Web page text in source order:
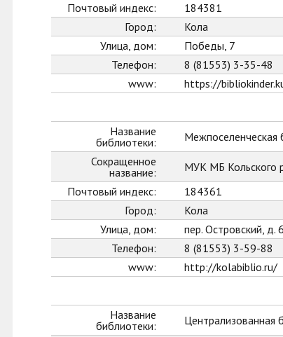
Почтовый индекс:
184381
Город:
Кола
Улица, дом:
Победы, 7
Телефон:
8 (81553) 3-35-48
www:
https://
Название
библиотеки:
Межпоселенческая
Сокращенное
название:
МУК МБ Кольского
Почтовый индекс:
184361
Город:
Кола
Улица, дом:
пер. Островский, д. 6
Телефон:
8 (81553) 3-59-88
www:
http://kolabiblio.ru/
Название
библиотеки:
Централизованная